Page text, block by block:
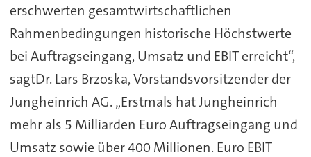
erschwerten gesamtwirtschaftlichen
Rahmenbedingungen historische Höchstwerte
bei Auftragseingang, Umsatz und EBIT erreicht“,
sagtDr. Lars Brzoska, Vorstandsvorsitzender der
Jungheinrich AG. „Erstmals hat Jungheinrich
mehr als 5 Milliarden Euro Auftragseingang und
Umsatz sowie über 400 Millionen. Euro EBIT